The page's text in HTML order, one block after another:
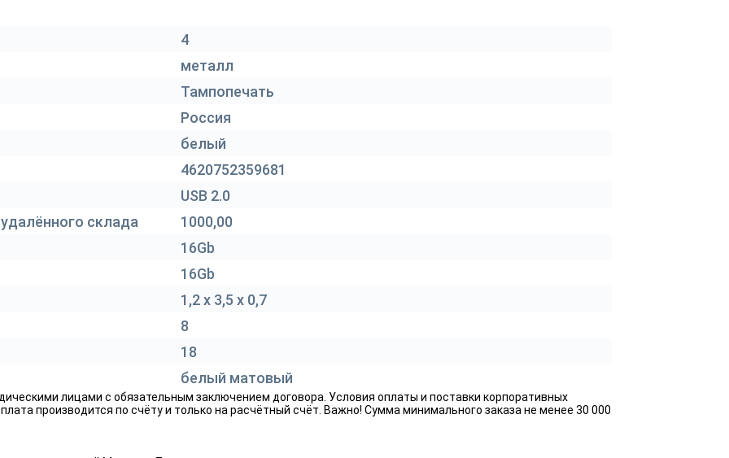
4
металл
Тампопечать
Россия
белый
4620752359681
USB 2.0
склада
1000,00
16Gb
16Gb
1,2 х 3,5 х 0,7
8
18
белый матовый
лицами с обязательным заключением договора. Условия оплаты и поставки корпоративных
производится по счёту и только на расчётный счёт. Важно! Сумма минимального заказа не менее 30 000